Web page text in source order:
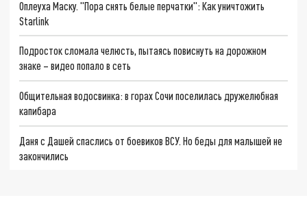
Оплеуха Маску. "Пора снять белые перчатки": Как уничтожить
Starlink
Подросток сломала челюсть, пытаясь повиснуть на дорожном
знаке – видео попало в сеть
Общительная водосвинка: в горах Сочи поселилась дружелюбная
капибара
Даня с Дашей спаслись от боевиков ВСУ. Но беды для малышей не
закончились